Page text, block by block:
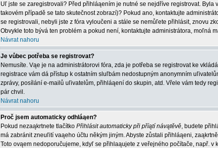
Uľ jste se zaregistrovali? Před přihláąením je nutné se nejdříve registrovat. Byla
takovém případě se tato skutečnost zobrazí)? Pokud ano, kontaktujte
se registrovali, nebyli jste z fóra vyloučeni a stále se nemůľete přihlásit, znovu
Obvykle toto bývá ten problém a pokud není, kontaktujte administrátora, moľná
Návrat nahoru
Je vůbec potřeba se registrovat?
Nemusíte. Vąe je na administrátorovi fóra, zda je potřeba se registrovat ke
registrace vám dá přístup k ostatním sluľbám nedostupným anonymním
zprávy, posílání e-mailů uľivatelům, přihláąení do skupin, atd. Vřele vám tedy
pár chvil.
Návrat nahoru
Proč jsem automaticky odhláąen?
Pokud nezaąkrtnete tlačítko Přihlásit automaticky při příątí návątěvě, budete
má zabránit zneuľití vaąeho účtu někým jiným. Abyste zůstali přihláąeni,
Toto ovąem nedoporučujeme, kdyľ se přihlaąujete z veřejného počítače, např. v